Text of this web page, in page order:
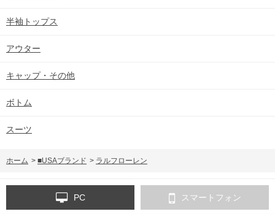
半袖トップス
アウター
キャップ・その他
ボトム
スーツ
ホーム > ■USAブランド > ラルフローレン
PC スマートフォン